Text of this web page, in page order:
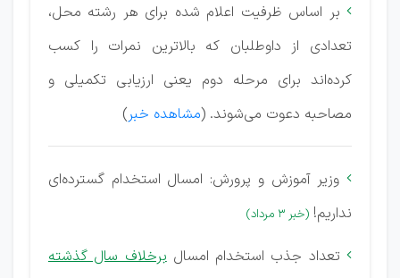
 بر اساس ظرفیت اعلام شده برای هر رشته محل،
تعدادی از داوطلبان که بالاترین نمرات را کسب
کرده‌اند برای مرحله دوم یعنی ارزیابی تکمیلی و
مصاحبه دعوت می‌شوند. (مشاهده خبر)
 وزیر آموزش و پرورش: امسال استخدام گسترده‌ای
نداریم! (خبر 3 مرداد)
تعداد جذب استخدام امسالبرخلاف سال گذشته